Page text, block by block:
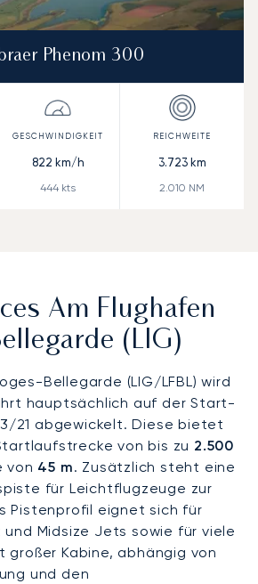
Phenom 300
822 km/h
444 kts
3.723km
2.010 NM
Am Flughafen
(LIG)
Bellegarde (LIG/LFBL) wird
hauptsächlich auf der Start-
21 abgewickelt. Diese bietet
von bis zu 2.500
von 45 m. Zusätzlich steht eine
für Leichtflugzeuge zur
Pistenprofil eignet sich für
und Midsize Jets sowie für viele
Kabine, abhängig von
und den